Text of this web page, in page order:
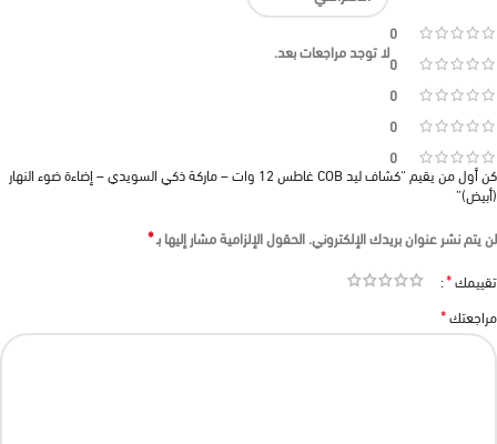
0
0
0
0
0
لا توجد مراجعات بعد.
كن أول من يقيم “كشاف ليد COB غاطس 12 وات – ماركة ذكي السويدي – إضاءة ضوء النهار
(أبيض)”
لن يتم نشر عنوان بريدك الإلكتروني.الحقول الإلزامية مشار إليها بـ*
تقييمك*
مراجعتك*